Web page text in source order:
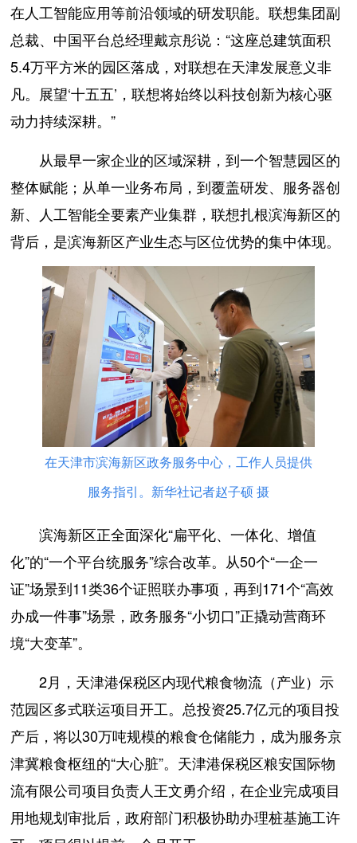
在人工智能应用等前沿领域的研发职能。联想集团副
总裁、中国平台总经理戴京彤说：“这座总建筑面积
5.4万平方米的园区落成，对联想在天津发展意义非
凡。展望‘十五五’，联想将始终以科技创新为核心驱
动力持续深耕。”
从最早一家企业的区域深耕，到一个智慧园区的
整体赋能；从单一业务布局，到覆盖研发、服务器创
新、人工智能全要素产业集群，联想扎根滨海新区的
背后，是滨海新区产业生态与区位优势的集中体现。
在天津市滨海新区政务服务中心，工作人员提供
服务指引。新华社记者赵子硕 摄
滨海新区正全面深化“扁平化、一体化、增值
化”的“一个平台统服务”综合改革。从50个“一企一
证”场景到11类36个证照联办事项，再到171个“高效
办成一件事”场景，政务服务“小切口”正撬动营商环
境“大变革”。
2月，天津港保税区内现代粮食物流（产业）示
范园区多式联运项目开工。总投资25.7亿元的项目投
产后，将以30万吨规模的粮食仓储能力，成为服务京
津冀粮食枢纽的“大心脏”。天津港保税区粮安国际物
流有限公司项目负责人王文勇介绍，在企业完成项目
用地规划审批后，政府部门积极协助办理桩基施工许